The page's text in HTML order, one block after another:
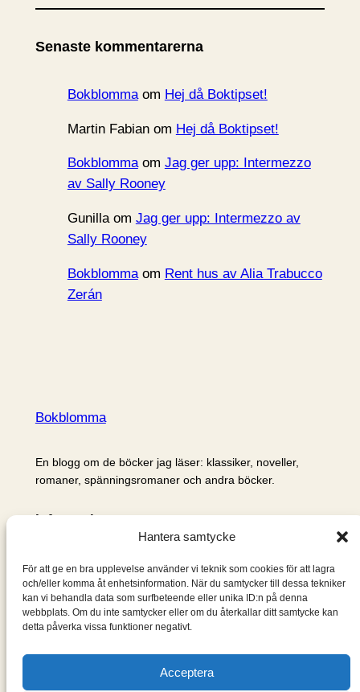
Hantera samtycke
För att ge en bra upplevelse använder vi teknik som cookies för att lagra
och/eller komma åt enhetsinformation. När du samtycker till dessa tekniker
kan vi behandla data som surfbeteende eller unika ID:n på denna
webbplats. Om du inte samtycker eller om du återkallar ditt samtycke kan
detta påverka vissa funktioner negativt.
Acceptera
k
v
Senaste kommentarerna
Bokblommaom Hej då Boktipset!
Martin Fabianom Hej då Boktipset!
Bokblommaom Jag ger upp: Intermezzo
av Sally Rooney
Gunillaom Jag ger upp: Intermezzo av
Sally Rooney
Bokblommaom Rent hus av Alia Trabucco
Zerán
Bokblomma
En blogg om de böcker jag läser: klassiker, noveller,
romaner, spänningsromaner och andra böcker.
Information
Om mig & om bloggen
S
ö
k